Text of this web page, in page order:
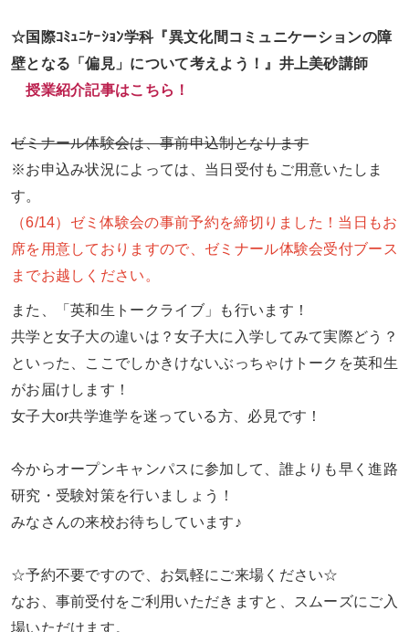
☆国際ｺﾐｭﾆｹｰｼｮﾝ学科『異文化間コミュニケーションの障
壁となる「偏見」 について考えよう！』井上美砂講師
授業紹介記事はこちら！
ゼミナール体験会は、事前申込制となります
※お申込み状況によっては、当日受付もご用意いたしま
す。
（6/14）ゼミ体験会の事前予約を締切りました！当日もお
席を用意しておりますので、ゼミナール体験会受付ブース
までお越しください。
また、「英和生トークライブ」も行います！
共学と女子大の違いは？女子大に入学してみて実際どう？
といった、ここでしかきけないぶっちゃけトークを英和生
がお届けします！
女子大or共学進学を迷っている方、必見です！
今からオープンキャンパスに参加して、誰よりも早く進路
研究・受験対策を行いましょう！
みなさんの来校お待ちしています♪
☆予約不要ですので、お気軽にご来場ください☆
なお、事前受付をご利用いただきますと、スムーズにご入
場いただけます。